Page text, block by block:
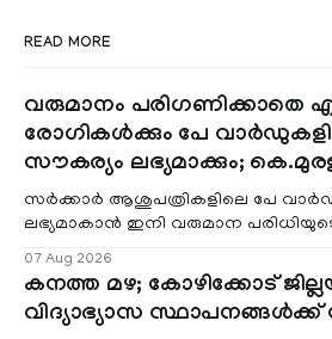
READ MORE
വരുമാനം പരിഗണിക്കാതെ
രോഗികൾക്കും പേ
സൗകര്യം ലഭ്യമാക്കും;
സർക്കാർ ആശുപത്രികളിലെ പേ
ലഭ്യമാകാൻ ഇനി വരുമാന
07 Aug 2026
കനത്ത മഴ; കോഴിക്കോട്
വിദ്യാഭ്യാസ